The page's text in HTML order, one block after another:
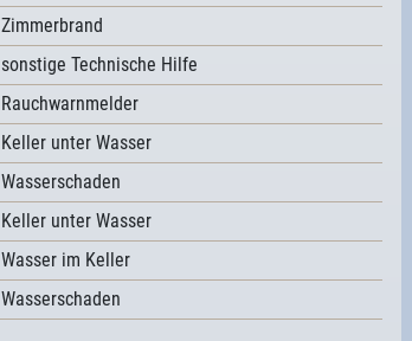
Zimmerbrand
sonstige Technische Hilfe
Rauchwarnmelder
Keller unter Wasser
Wasserschaden
Keller unter Wasser
Wasser im Keller
Wasserschaden